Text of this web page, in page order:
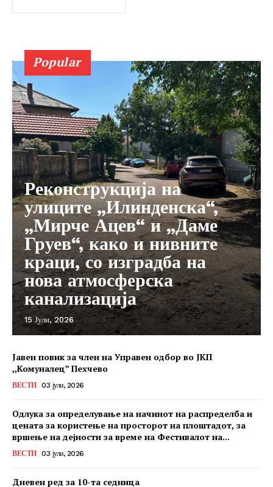
Popular
Реконструкција на
улиците „Илинденска“,
„Мирче Ацев“ и „Даме
Груев“, како и нивните
краци, со изградба на
нова атмосферска
канализација
15 Јули, 2026
Јавен повик за член на Управен одбор во ЈКП
,,Комуналец” Пехчево
ВЕСТИ 03 јули, 2026
Одлука за определување на начинот на распределба и
цената за користење на просторот на плоштадот, за
вршење на дејности за време на Фестивалот на...
ВЕСТИ 03 јули, 2026
Дневен ред за 10-та седница